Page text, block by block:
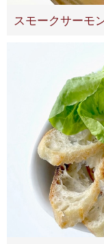
スモークサーモ